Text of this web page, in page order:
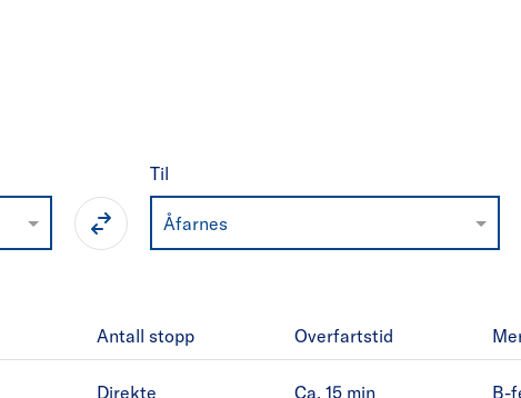
Til
Åfarnes
Antall stopp Overfartstid
Direkte Ca. 15min B-